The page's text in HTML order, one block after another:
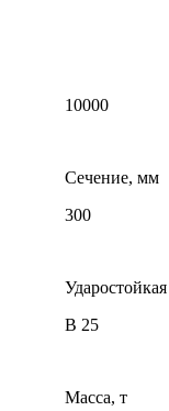
10000
Сечение, мм
300
Ударостойкая
В 25
Масса, т